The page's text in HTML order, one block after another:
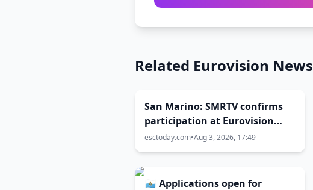
Related Eurovision News
San Marino: SMRTV confirms
participation at Eurovision
2027
esctoday.com•Aug 3, 2026, 17:49
🇸🇲 Applications open for